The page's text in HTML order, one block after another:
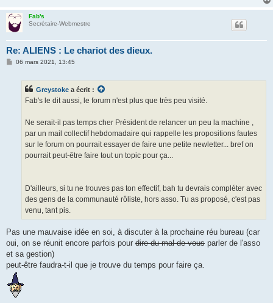
Fab's
Secrétaire-Webmestre
Re: ALIENS : Le chariot des dieux.
M06 mars 2021, 13:45
Greystoke a écrit :
Fab's le dit aussi, le forum n'est plus que très peu visité.
Ne serait-il pas temps cher Président de relancer un peu la machine ,
par un mail collectif hebdomadaire qui rappelle les propositions fautes
sur le forum on pourrait essayer de faire une petite newletter... bref on
pourrait peut-être faire tout un topic pour ça...
D'ailleurs, si tu ne trouves pas ton effectif, bah tu devrais compléter avec
des gens de la communauté rôliste, hors asso. Tu as proposé, c'est pas
venu, tant pis.
Pas une mauvaise idée en soi, à discuter à la prochaine réu bureau (car
oui, on se réunit encore parfois pour dire du mal de vous parler de l'asso
et sa gestion)
peut-être faudra-t-il que je trouve du temps pour faire ça.